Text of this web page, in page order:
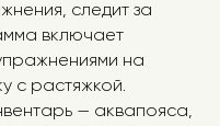
следит за
включает
на
с растяжкой.
— аквапояса,